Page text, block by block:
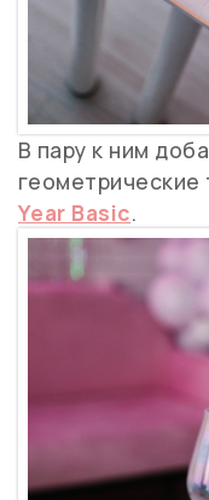
В пару к ним
геометрические
Year Basic.